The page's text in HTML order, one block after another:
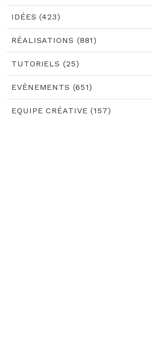
IDÉES (423)
RÉALISATIONS (881)
TUTORIELS (25)
EVÈNEMENTS (651)
EQUIPE CRÉATIVE (157)